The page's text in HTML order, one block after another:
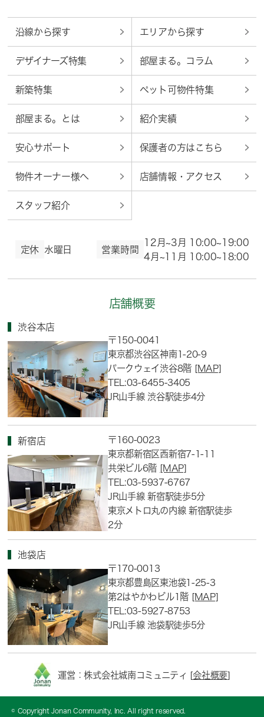
沿線から探す エリアから探す
デザイナーズ特集 部屋まる。コラム
新築特集 ペット可物件特集
部屋まる。とは 紹介実績
安心サポート 保護者の方はこちら
物件オーナー様へ 店舗情報・アクセス
スタッフ紹介
定休 水曜日 営業時間
12月~3月 10:00~19:00
4月~11月 10:00~18:00
店舗概要
渋谷本店
〒150-0041
東京都渋谷区神南1-20-9
パークウェイ渋谷8階 [MAP]
TEL:03-6455-3405
JR山手線 渋谷駅徒歩4分
新宿店
〒160-0023
東京都新宿区西新宿7-1-11
共栄ビル6階 [MAP]
TEL:03-5937-6767
JR山手線 新宿駅徒歩5分
東京メトロ丸の内線 新宿駅徒歩
2分
池袋店
〒170-0013
東京都豊島区東池袋1-25-3
第2はやかわビル1階 [MAP]
TEL:03-5927-8753
JR山手線 池袋駅徒歩5分
運営：株式会社城南コミュニティ [会社概要]
© Copyright Jonan Community, Inc. All right reserved.